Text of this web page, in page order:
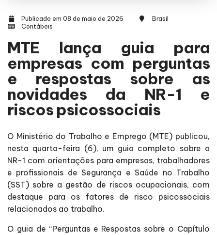
Publicado em 08 de maio de 2026
Brasil
Contábeis
MTE lança guia para
empresas com perguntas
e respostas sobre as
novidades da NR-1 e
riscos psicossociais
O Ministério do Trabalho e Emprego (MTE) publicou,
nesta quarta-feira (6), um guia completo sobre a
NR-1 com orientações para empresas, trabalhadores
e profissionais de Segurança e Saúde no Trabalho
(SST) sobre a gestão de riscos ocupacionais, com
destaque para os fatores de risco psicossociais
relacionados ao trabalho.
O guia de “Perguntas e Respostas sobre o Capítulo